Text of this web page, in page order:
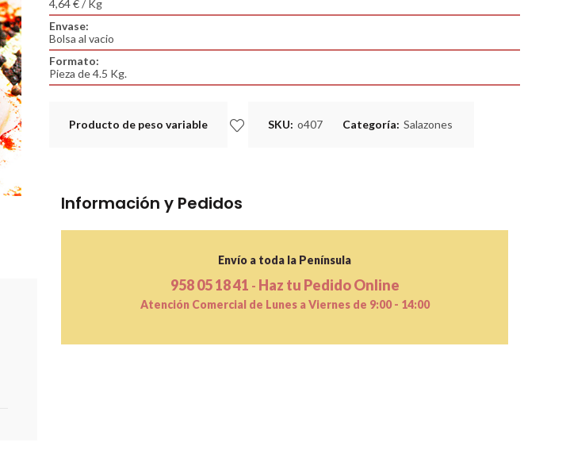
4,64 € / Kg
Envase:
Bolsa al vacio
Formato:
Pieza de 4.5 Kg.
Producto de peso variable SKU: o407 Categoría: Salazones
Información y Pedidos
Envío a toda la Península
958 05 18 41 - Haz tu Pedido Online
Atención Comercial de Lunes a Viernes de 9:00 - 14:00